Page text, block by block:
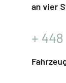
an vier
+ 448